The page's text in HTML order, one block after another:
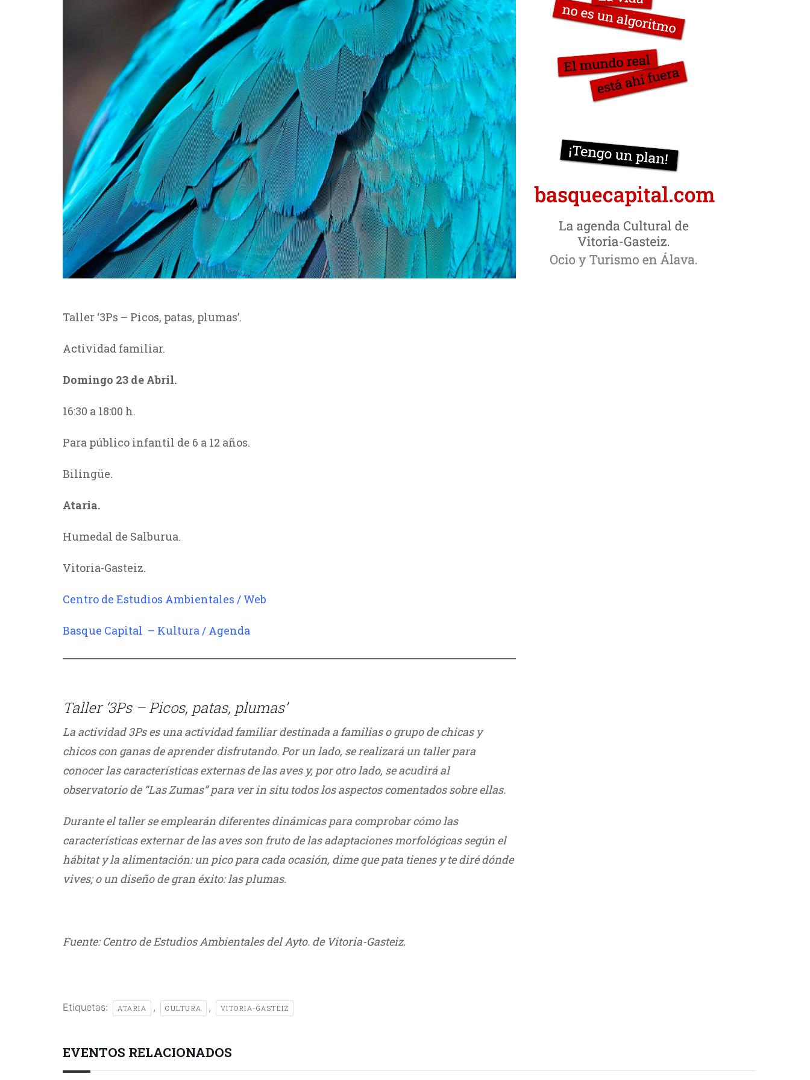
Taller ‘3Ps – Picos, patas, plumas’.
Actividad familiar.
Domingo 23 de Abril.
16:30 a 18:00 h.
Para público infantil de 6 a 12 años.
Bilingüe.
Ataria.
Humedal de Salburua.
Vitoria-Gasteiz.
Centro de Estudios Ambientales / Web
Basque Capital – Kultura / Agenda
Taller ‘3Ps – Picos, patas, plumas’
La actividad 3Ps es una actividad familiar destinada a familias o grupo de chicas y
chicos con ganas de aprender disfrutando. Por un lado, se realizará un taller para
conocer las características externas de las aves y, por otro lado, se acudirá al
observatorio de “Las Zumas” para ver in situ todos los aspectos comentados sobre ellas.
Durante el taller se emplearán diferentes dinámicas para comprobar cómo las
características externar de las aves son fruto de las adaptaciones morfológicas según el
hábitat y la alimentación: un pico para cada ocasión, dime que pata tienes y te diré dónde
vives; o un diseño de gran éxito: las plumas.
Fuente: Centro de Estudios Ambientales del Ayto. de Vitoria-Gasteiz.
Etiquetas: ATARIA , CULTURA , VITORIA-GASTEIZ
EVENTOS RELACIONADOS